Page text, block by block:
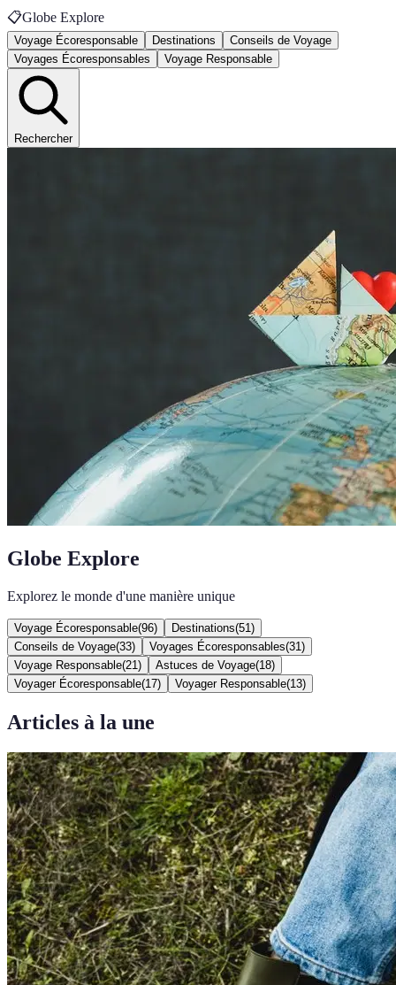
📋Globe Explore
Voyage Écoresponsable Destinations
Conseils de Voyage
Voyages Écoresponsables
Voyage Responsable
Rechercher
Globe Explore
Explorez le monde d'une manière unique
Voyage Écoresponsable(96) Destinations(51 )
Conseils de Voyage(33) Voyages Écoresponsables(31 )
Voyage Responsable(21 ) Astuces de Voyage(18)
Voyager Écoresponsable(17) Voyager Responsable(13)
Articles à la une